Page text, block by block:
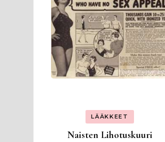
LÄÄKKEET
Naisten Lihotuskuuri